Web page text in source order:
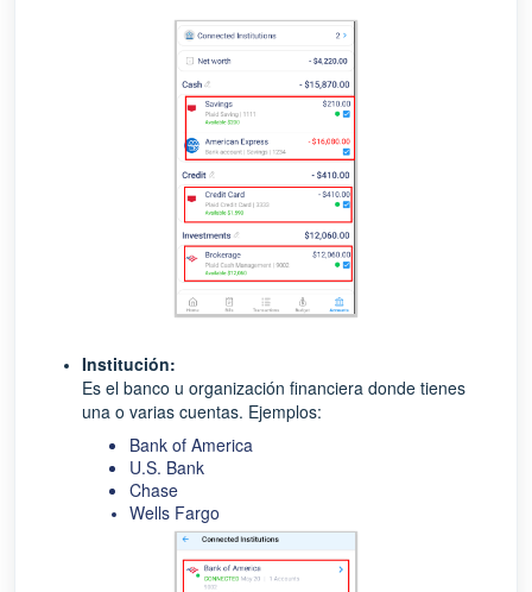
Institución:
Es el banco u organización financiera donde tienes
una o varias cuentas. Ejemplos:
Bank of America
U.S. Bank
Chase
Wells Fargo